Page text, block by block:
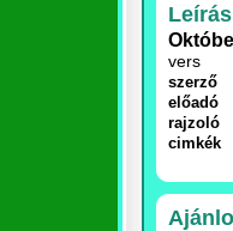
Leírás
vers
szerző
előadó
rajzoló
cimkék